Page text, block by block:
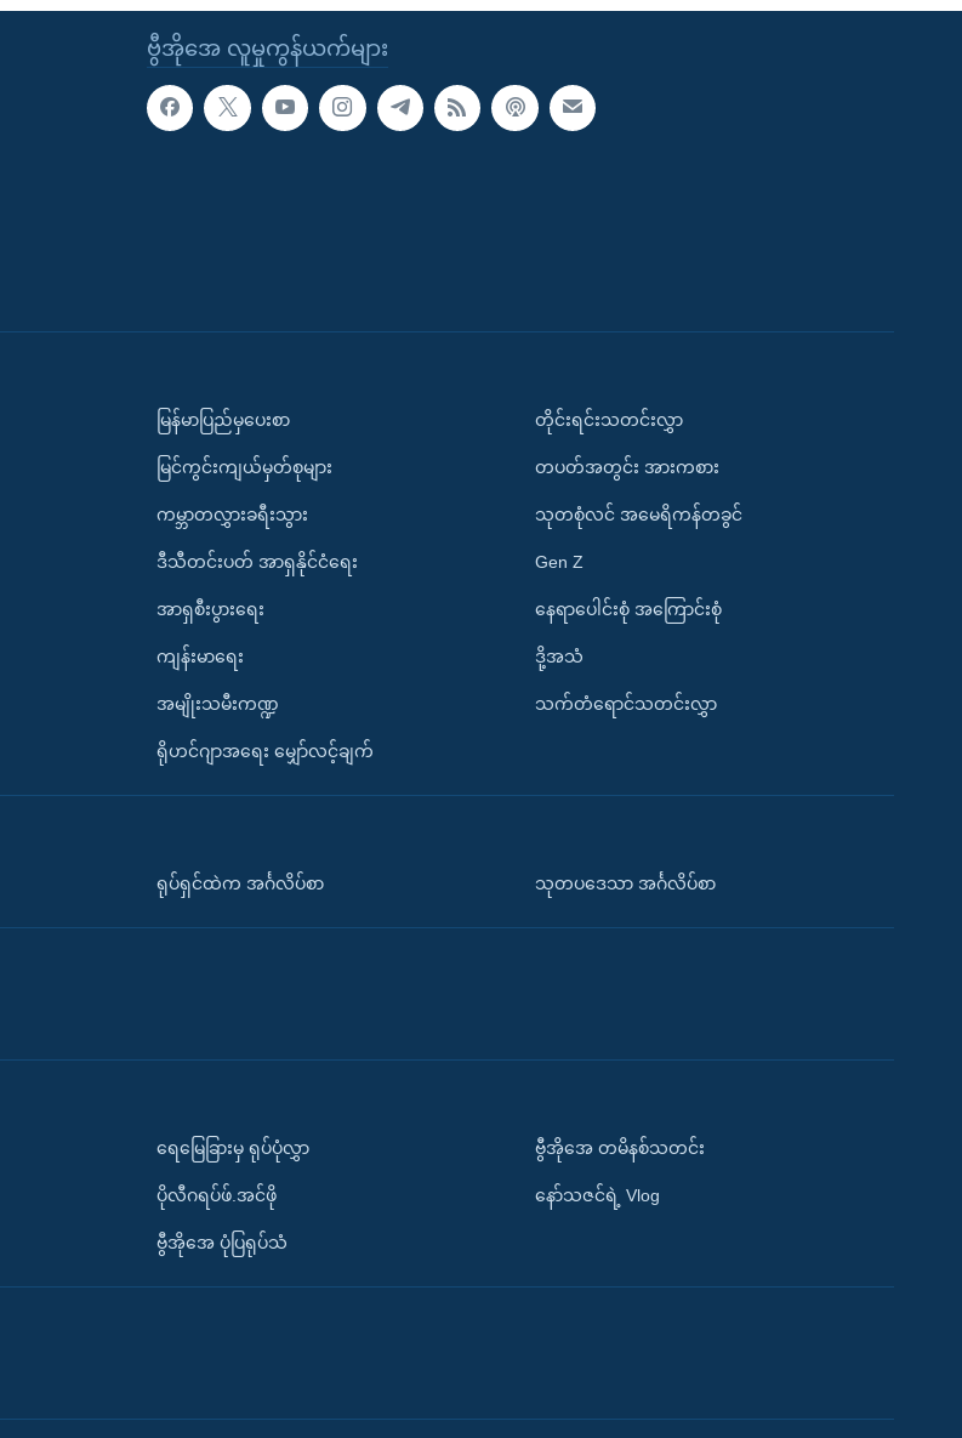
ဗွီအိုအေ လူမှုကွန်ယက်များ
မြန်မာပြည်မှပေးစာ
မြင်ကွင်းကျယ်မှတ်စုများ
ကမ္ဘာတလွှားခရီးသွား
ဒီသီတင်းပတ် အာရှနိုင်ငံရေး
အာရှစီးပွားရေး
ကျန်းမာရေး
အမျိုးသမီးကဏ္ဍ
ရိုဟင်ဂျာအရေး မျှော်လင့်ချက်
တိုင်းရင်းသတင်းလွှာ
တပတ်အတွင်း အားကစား
သုတစုံလင် အမေရိကန်တခွင်
Gen Z
နေရာပေါင်းစုံ အကြောင်းစုံ
ဒို့အသံ
သက်တံရောင်သတင်းလွှာ
ရုပ်ရှင်ထဲက အင်္ဂလိပ်စာ သုတပဒေသာ အင်္ဂလိပ်စာ
ရေမြေခြားမှ ရုပ်ပုံလွှာ
ပိုလီဂရပ်ဖ်.အင်ဖို
ဗွီအိုအေ ပုံပြရုပ်သံ
ဗွီအိုအေ တမိနစ်သတင်း
နော်သဇင်ရဲ့ Vlog